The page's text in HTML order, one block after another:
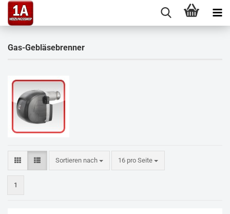
Gas-Gebläsebrenner
Sortieren nach
Sortieren nach 16 pro Seite
pro Seite
1